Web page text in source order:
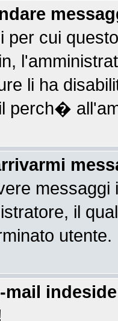
per cui
li ha
perch�
il
utente.